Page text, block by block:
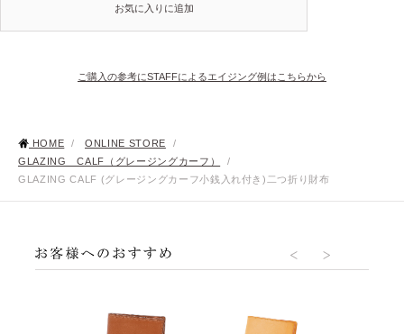
お気に入りに追加
ご購入の参考にSTAFFによるエイジング例はこちらから
HOME / ONLINE STORE
/
GLAZING CALF（グレージングカーフ）
/
GLAZING CALF (グレージングカーフ小銭入れ付き)二つ折り財布